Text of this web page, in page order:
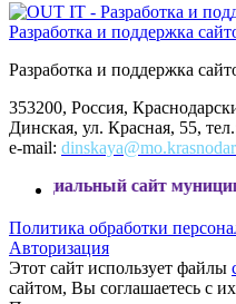
Разработка и поддержка
Разработка и поддержка
353200, Россия,
Динская, ул. Красная, 55,
e-mail:
сайт муниципального
Политика обработки
Авторизация
Этот сайт использует файлы
сайтом, Вы соглашаетесь с